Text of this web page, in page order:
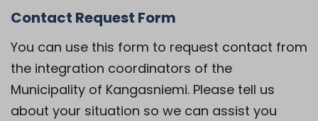
Contact Request Form
You can use this form to request contact from
the integration coordinators of the
Municipality of Kangasniemi. Please tell us
about your situation so we can assist you